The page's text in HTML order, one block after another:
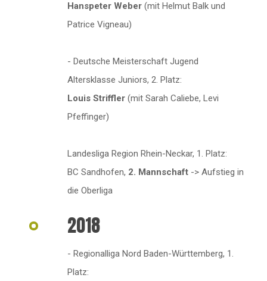
Hanspeter Weber (mit Helmut Balk und
Patrice Vigneau)
- Deutsche Meisterschaft Jugend
Altersklasse Juniors, 2. Platz:
Louis Striffler (mit Sarah Caliebe, Levi
Pfeffinger)
Landesliga Region Rhein-Neckar, 1. Platz:
BC Sandhofen, 2. Mannschaft -> Aufstieg in
die Oberliga
2018
- Regionalliga Nord Baden-Württemberg, 1.
Platz: